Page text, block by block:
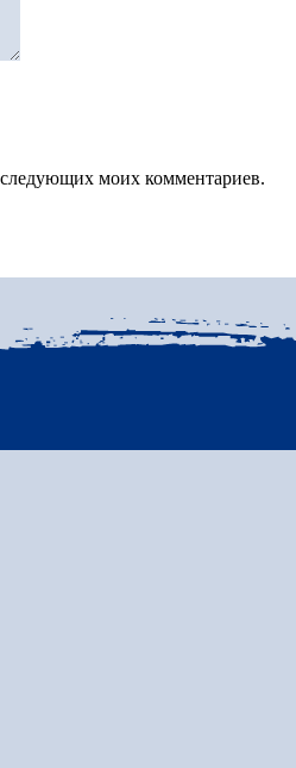
моих комментариев.